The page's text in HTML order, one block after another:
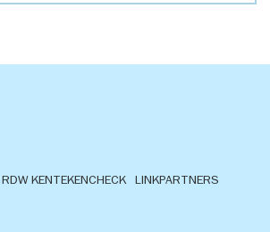
RDW KENTEKENCHECK
LINKPARTNERS